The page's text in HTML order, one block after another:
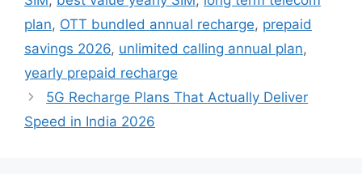
plan, OTT bundled annual recharge, prepaid
savings 2026, unlimited calling annual plan,
yearly prepaid recharge
5G Recharge Plans That Actually Deliver
Speed in India 2026